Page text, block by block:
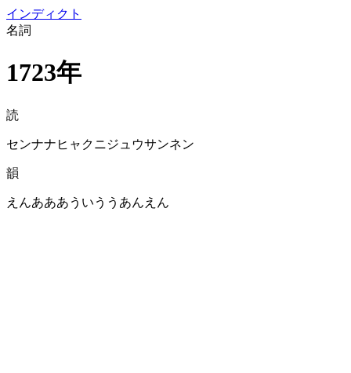
インディクト
名詞
1723年
読
センナナヒャクニジュウサンネン
韻
えんあああういううあんえん